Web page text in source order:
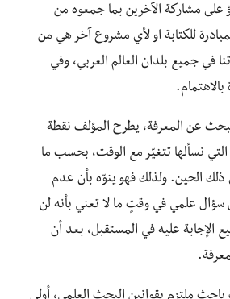
على مشاركة الآخرين بما جمعوه من
للكتابة او لأي مشروع آخر هي من
في جميع بلدان العالم العربي، وفي
عن المعرفة، يطرح المؤلف نقطة
نسألها تتغيّر مع الوقت، بحسب ما
الحين. ولذلك فهو ينوّه بأن عدم
سؤال علمي في وقتٍ ما لا تعني بأنه لن
الإجابة عليه في المستقبل، بعد أن